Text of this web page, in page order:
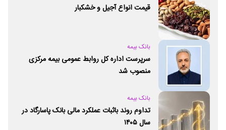
قیمت انواع آجیل و خشکبار
بانک بیمه
سرپرست اداره کل روابط عمومی بیمه مرکزی
منصوب شد
بانک بیمه
تداوم روند باثبات عملکرد مالی بانک پاسارگاد در
سال ۱۴۰۵